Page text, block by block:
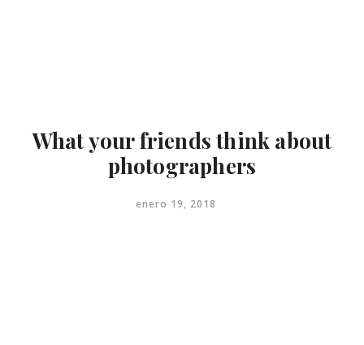
What your friends think about
photographers
enero 19, 2018